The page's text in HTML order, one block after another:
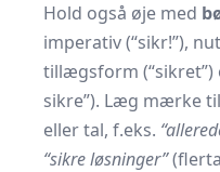
Hold også øje med
imperativ (“sikr!”),
tillægsform (“sikret”)
sikre”). Læg mærke
eller tal, f.eks.
“sikre løsninger”